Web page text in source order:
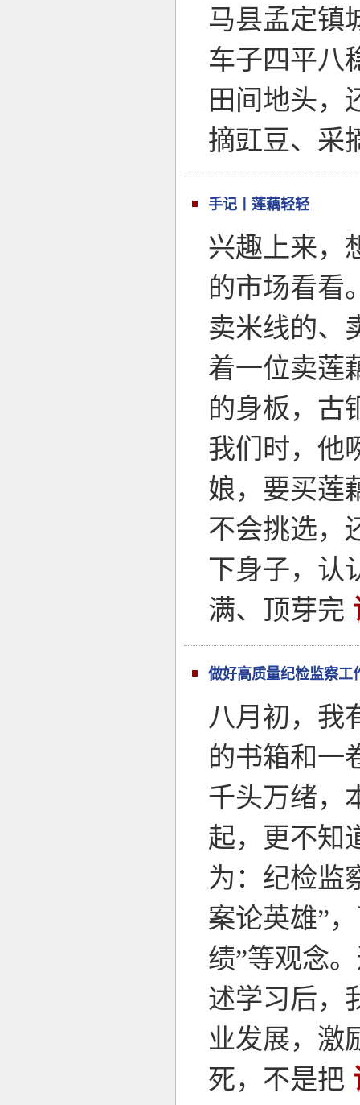
马县孟定镇
车子四平八
田间地头，
摘豇豆、采
手记丨莲藕轻轻
兴趣上来，
的市场看看
卖米线的、
着一位卖莲
的身板，古
我们时，他
娘，要买莲
不会挑选，
下身子，认
满、顶芽完
做好高质量纪检监察工
八月初，我
的书箱和一
千头万绪，
起，更不知
为：纪检监
案论英雄”
绩”等观念
述学习后，
业发展，激
死，不是把